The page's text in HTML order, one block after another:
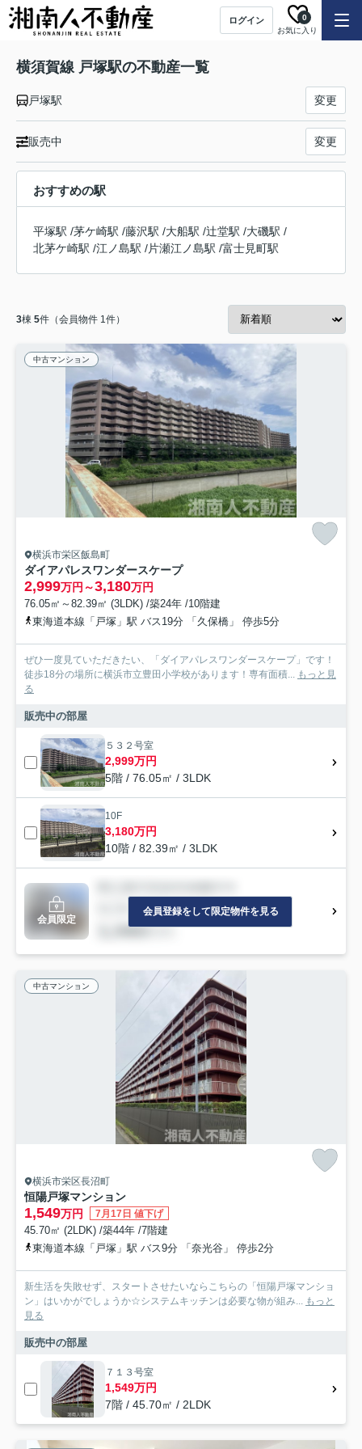
ログイン
お気に入り
0
横須賀線 戸塚駅の不動産一覧
戸塚駅 変更
販売中 変更
おすすめの駅
平塚駅 /茅ケ崎駅 /藤沢駅 /大船駅 /辻堂駅 /大磯駅 /
北茅ケ崎駅 /江ノ島駅 /片瀬江ノ島駅 /富士見町駅
3棟 5件（会員物件 1件）
中古マンション
横浜市栄区飯島町
ダイアパレスワンダースケープ
2,999万円～3,180万円
76.05㎡～82.39㎡ (3LDK) /築24年 /10階建
東海道本線「戸塚」駅 バス19分 「久保橋」 停歩5分
ぜひ一度見ていただきたい、「ダイアパレスワンダースケープ」です！
徒歩18分の場所に横浜市立豊田小学校があります！専有面積... もっと見
る
販売中の部屋
５３２号室
2,999万円
5階 / 76.05㎡ / 3LDK
10F
3,180万円
10階 / 82.39㎡ / 3LDK
会員限定
会員登録をして限定物件を見る
中古マンション
横浜市栄区長沼町
恒陽戸塚マンション
1,549万円 7月17日 値下げ
45.70㎡ (2LDK) /築44年 /7階建
東海道本線「戸塚」駅 バス9分 「奈光谷」 停歩2分
新生活を失敗せず、スタートさせたいならこちらの「恒陽戸塚マンショ
ン」はいかがでしょうか☆システムキッチンは必要な物が組み... もっと
見る
販売中の部屋
７１３号室
1,549万円
7階 / 45.70㎡ / 2LDK